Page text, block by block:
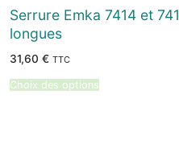
Serrure Emka 7414 et
longues
31,60 € TTC
Choix des options